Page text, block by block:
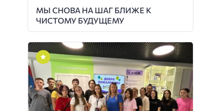
МЫ СНОВА НА ШАГ БЛИЖЕ К
ЧИСТОМУ БУДУЩЕМУ